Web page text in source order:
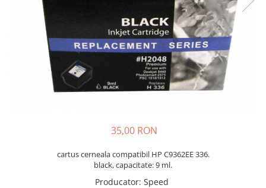
35,00 RON
cartus cerneala compatibil HP C9362EE 336.
black, capacitate: 9 ml.
Producator: Speed